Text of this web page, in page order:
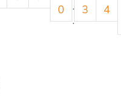
0
.
.
3
4